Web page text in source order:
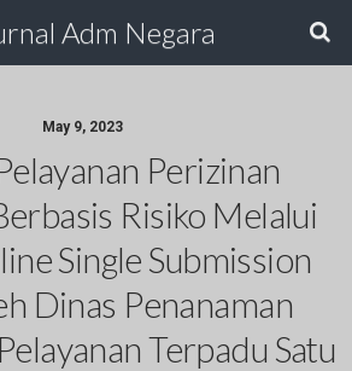
Adm Negara
May 9, 2023
Perizinan
Risiko Melalui
Single Submission
Dinas Penanaman
Terpadu Satu